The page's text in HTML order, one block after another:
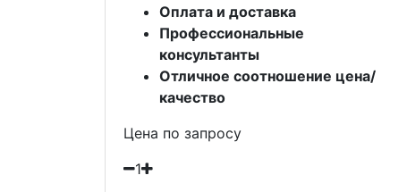
Оплата и доставка
Профессиональные
консультанты
Отличное соотношение цена/
качество
Цена по запросу
1